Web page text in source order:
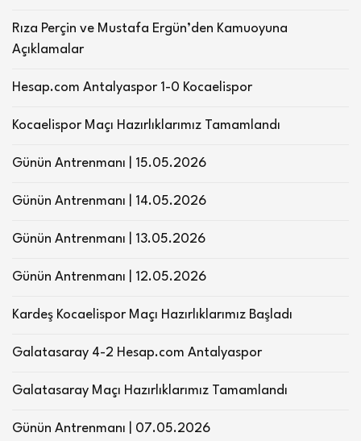
Rıza Perçin ve Mustafa Ergün’den Kamuoyuna
Açıklamalar
Hesap.com Antalyaspor 1-0 Kocaelispor
Kocaelispor Maçı Hazırlıklarımız Tamamlandı
Günün Antrenmanı | 15.05.2026
Günün Antrenmanı | 14.05.2026
Günün Antrenmanı | 13.05.2026
Günün Antrenmanı | 12.05.2026
Kardeş Kocaelispor Maçı Hazırlıklarımız Başladı
Galatasaray 4-2 Hesap.com Antalyaspor
Galatasaray Maçı Hazırlıklarımız Tamamlandı
Günün Antrenmanı | 07.05.2026